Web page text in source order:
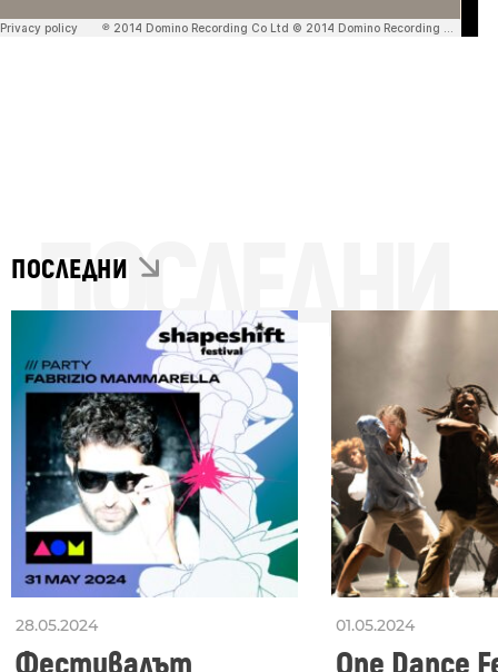
ПОСЛЕДНИ
ПОСЛЕДНИ
28.05.2024 01.05.2024